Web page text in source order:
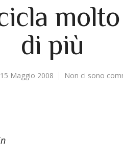
di più
15 Maggio 2008 Non ci sono